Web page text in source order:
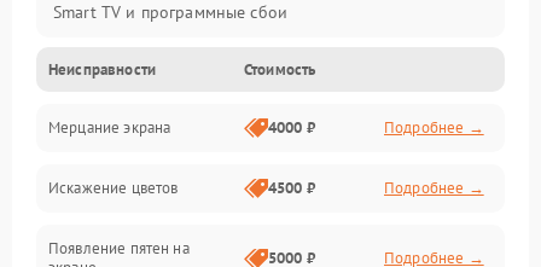
Smart TV и программные сбои
Питание и запуск
Подсветка и LED-модули
Звук и аудиосистема
Сигнал и приём каналов
Неисправности Стоимость
Мерцание экрана 4000 ₽ Подробнее →
Искажение цветов 4500 ₽ Подробнее →
Появление пятен на
5000 ₽ Подробнее →